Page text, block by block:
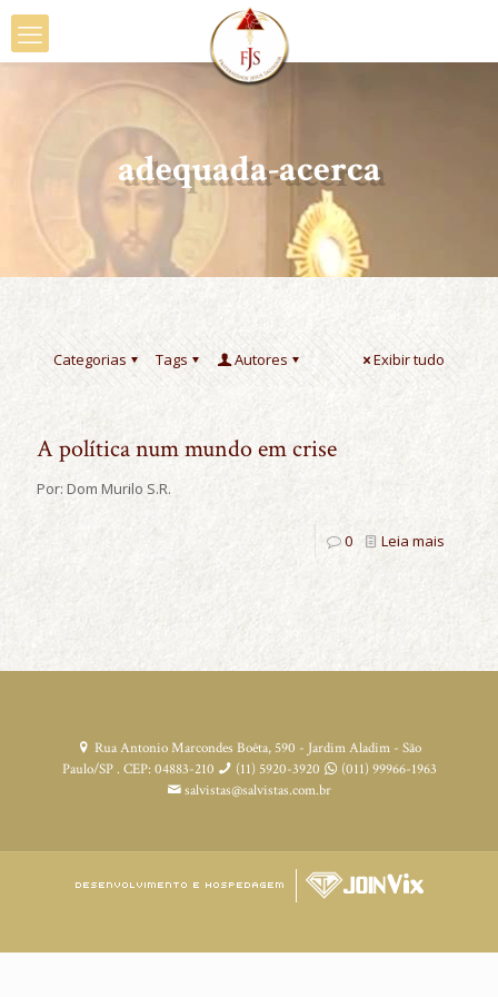
adequada-acerca
Categorias Tags Autores Exibir tudo
A política num mundo em crise
Por: Dom Murilo S.R.
0 Leia mais
Rua Antonio Marcondes Boêta, 590 - Jardim Aladim - São
Paulo/SP . CEP: 04883-210
(11) 5920-3920
(011) 99966-1963
salvistas@salvistas.com.br